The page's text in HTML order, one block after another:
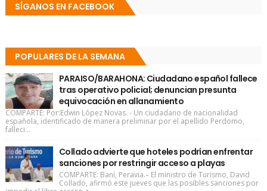
SÍGANOS EN FACEBOOK
POPULARES DE LA SEMANA
PARAISO/BARAHONA: Ciudadano español fallece
tras operativo policial; denuncian presunta
equivocación en allanamiento
COMPARTE: Por:Edwin López Novas. - Un ciudadano de nacionalidad
española, identificado de manera preliminar por el apellido Perdomo,
falleci...
Collado advierte que hoteles podrían enfrentar
sanciones por restringir acceso a playas
COMPARTE: Baní, Peravia.– El ministro de Turismo, David
Collado, afirmó este jueves que las posibles sanciones por